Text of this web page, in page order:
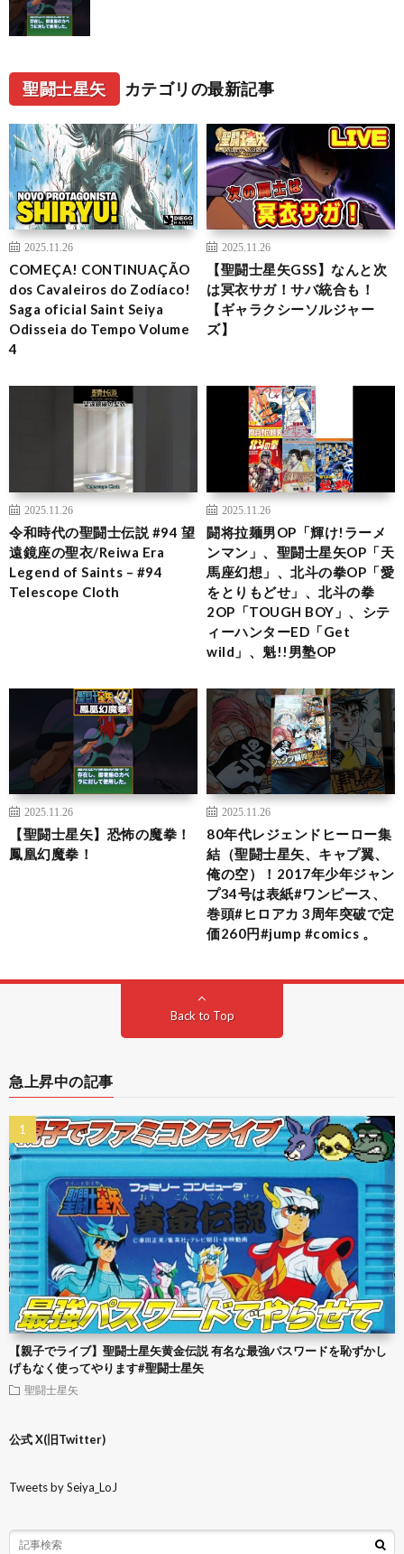
聖闘士星矢 カテゴリの最新記事
2025.11.26
COMEÇA! CONTINUAÇÃO
dos Cavaleiros do Zodíaco!
Saga oficial Saint Seiya
Odisseia do Tempo Volume
4
2025.11.26
【聖闘士星矢GSS】なんと次
は冥衣サガ！サバ統合も！
【ギャラクシーソルジャー
ズ】
2025.11.26
令和時代の聖闘士伝説 #94 望
遠鏡座の聖衣/Reiwa Era
Legend of Saints – #94
Telescope Cloth
2025.11.26
闘将拉麺男OP「輝け!ラーメ
ンマン」、聖闘士星矢OP「天
馬座幻想」、北斗の拳OP「愛
をとりもどせ」、北斗の拳
2OP「TOUGH BOY」、シテ
ィーハンターED「Get
wild」、魁!!男塾OP
2025.11.26
【聖闘士星矢】恐怖の魔拳！
鳳凰幻魔拳！
2025.11.26
80年代レジェンドヒーロー集
結（聖闘士星矢、キャプ翼、
俺の空）！2017年少年ジャン
プ34号は表紙#ワンピース、
巻頭#ヒロアカ 3周年突破で定
価260円#jump #comics 。
Back to Top
急上昇中の記事
【親子でライブ】聖闘士星矢黄金伝説 有名な最強パスワードを恥ずかし
げもなく使ってやります#聖闘士星矢
聖闘士星矢
公式 X(旧Twitter)
Tweets by Seiya_LoJ